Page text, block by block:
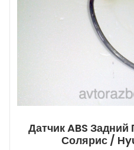
Датчик ABS
Солярис /